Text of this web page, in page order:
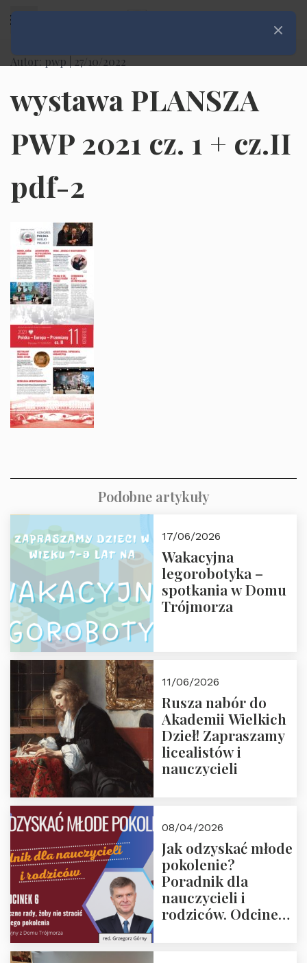
Autor: pwp | 27/10/2022
wystawa PLANSZA
PWP 2021 cz. 1 + cz.II
pdf-2
Podobne artykuły
17/06/2026
Wakacyjna
legorobotyka –
spotkania w Domu
Trójmorza
11/06/2026
Rusza nabór do
Akademii Wielkich
Dzieł! Zapraszamy
licealistów i
nauczycieli
08/04/2026
Jak odzyskać młode
pokolenie?
Poradnik dla
nauczycieli i
rodziców. Odcinek
Zamknij